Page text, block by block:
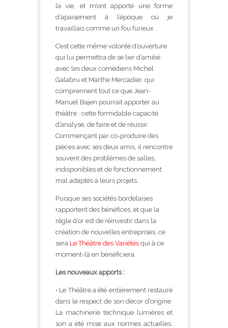
la vie, et m’ont apporté une forme
d’apaisement à l’époque où je
travaillais comme un fou furieux .
C’est cette même volonté d’ouverture
qui lui permettra de se lier d’amitié
avec les deux comédiens Michel
Galabru et Marthe Mercadier, qui
comprennent tout ce que Jean-
Manuel Bajen pourrait apporter au
théâtre : cette formidable capacité
d’analyse, de faire et de réussir.
Commençant par co-produire des
pièces avec ses deux amis, il rencontre
souvent des problèmes de salles,
indisponibles et de fonctionnement
mal adaptés à leurs projets.
Puisque ses sociétés bordelaises
rapportent des bénéfices, et que la
règle d’or est de réinvestir dans la
création de nouvelles entreprises, ce
sera Le Théâtre des Variétés qui à ce
moment-là en bénéficiera.
Les nouveaux apports :
• Le Théâtre a été entièrement restauré
dans le respect de son décor d’origine.
La machinerie technique lumières et
son a été mise aux normes actuelles.